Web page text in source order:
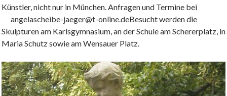
Künstler, nicht nur in München. Anfragen und Termine bei
angelascheibe-jaeger@t-online.deBesucht werden die
Skulpturen am Karlsgymnasium, an der Schule am Schererplatz, in
Maria Schutz sowie am Wensauer Platz.